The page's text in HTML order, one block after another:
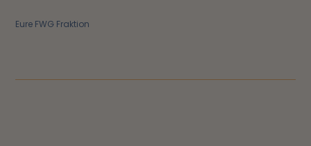
Eure FWG Fraktion